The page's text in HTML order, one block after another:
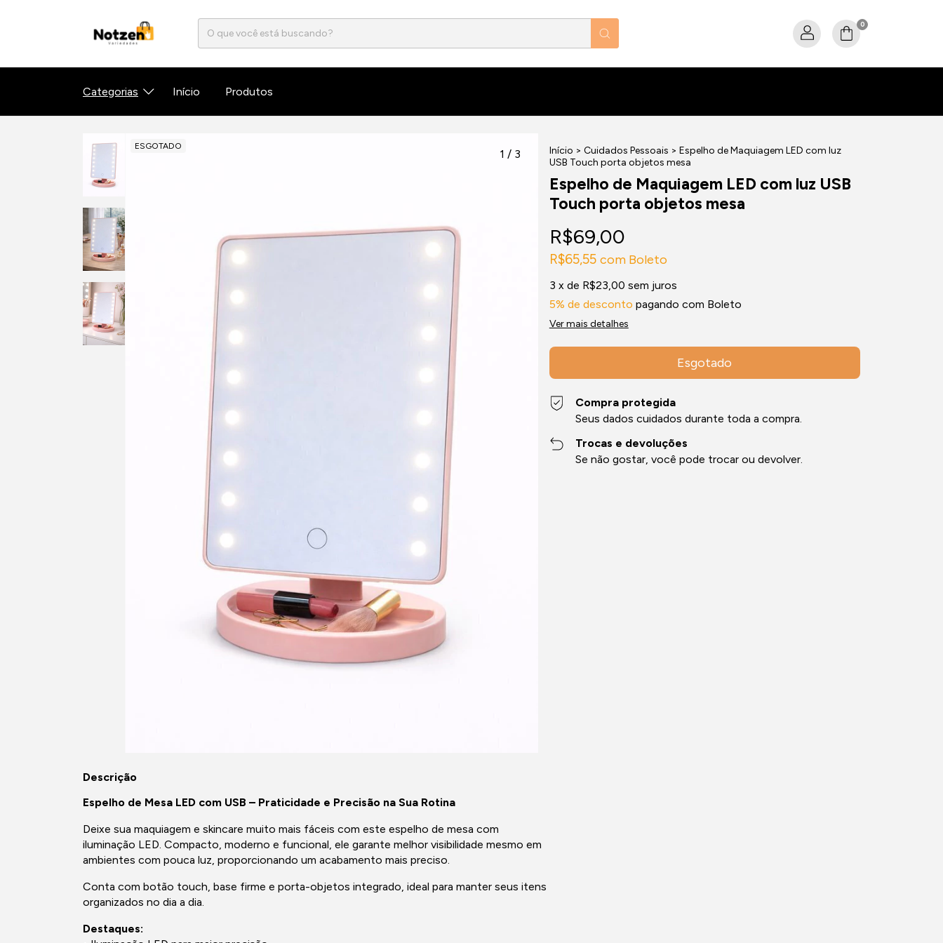
0
Categorias Início Produtos
ESGOTADO
1 / 3 Início > Cuidados Pessoais > Espelho de Maquiagem LED com luz
USB Touch porta objetos mesa
Espelho de Maquiagem LED com luz USB
Touch porta objetos mesa
R$69,00
R$65,55 com Boleto
3 x de R$23,00 sem juros
5% de desconto pagando com Boleto
Ver mais detalhes
Compra protegida
Seus dados cuidados durante toda a compra.
Trocas e devoluções
Se não gostar, você pode trocar ou devolver.
Descrição
Espelho de Mesa LED com USB – Praticidade e Precisão na Sua Rotina
Deixe sua maquiagem e skincare muito mais fáceis com este espelho de mesa com
iluminação LED. Compacto, moderno e funcional, ele garante melhor visibilidade mesmo em
ambientes com pouca luz, proporcionando um acabamento mais preciso.
Conta com botão touch, base firme e porta-objetos integrado, ideal para manter seus itens
organizados no dia a dia.
Destaques: